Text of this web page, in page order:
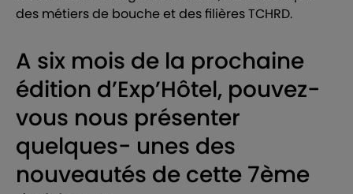
des métiers de bouche et des filières TCHRD.
A six mois de la prochaine
édition d’Exp’Hôtel, pouvez-
vous nous présenter
quelques- unes des
nouveautés de cette 7ème